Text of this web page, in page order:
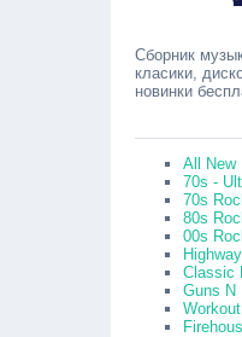
Сборник
класики,
новинки
All New
70s -
70s
80s
00s
Classic
Guns N